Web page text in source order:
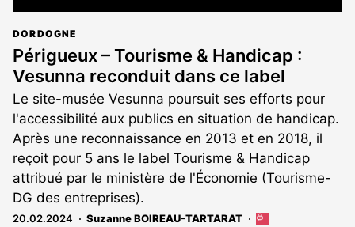
DORDOGNE
Périgueux – Tourisme & Handicap :
Vesunna reconduit dans ce label
Le site-musée Vesunna poursuit ses efforts pour
l'accessibilité aux publics en situation de handicap.
Après une reconnaissance en 2013 et en 2018, il
reçoit pour 5 ans le label Tourisme & Handicap
attribué par le ministère de l'Économie (Tourisme-
DG des entreprises).
20.02.2024 Suzanne BOIREAU-TARTARAT
Cet